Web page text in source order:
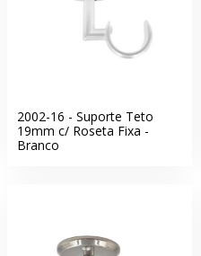
2002-16 - Suporte Teto
19mm c/ Roseta Fixa -
Branco